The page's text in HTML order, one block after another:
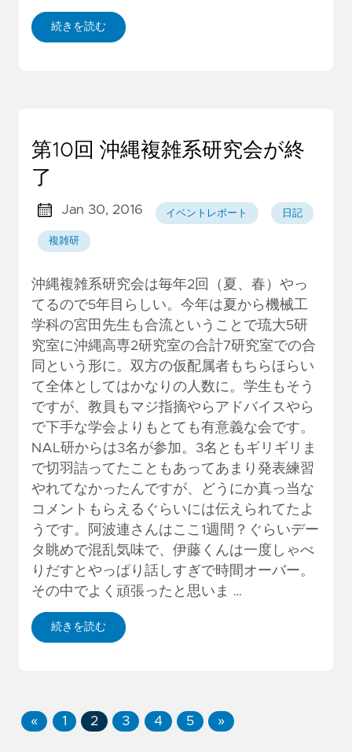
続きを読む
第10回 沖縄複雑系研究会が終
了
Jan 30, 2016 イベントレポート 日記
複雑研
沖縄複雑系研究会は毎年2回（夏、春）やっ
てるので5年目らしい。今年は夏から機械工
学科の宮田先生も合流ということで琉大5研
究室に沖縄高専2研究室の合計7研究室での合
同という形に。双方の仮配属者もちらほらい
て全体としてはかなりの人数に。学生もそう
ですが、教員もマジ指摘やらアドバイスやら
で下手な学会よりもとても有意義な会です。
NAL研からは3名が参加。3名ともギリギリま
で切羽詰ってたこともあってあまり発表練習
やれてなかったんですが、どうにか真っ当な
コメントもらえるぐらいには伝えられてたよ
うです。阿波連さんはここ1週間？ぐらいデー
タ眺めで混乱気味で、伊藤くんは一度しゃべ
りだすとやっぱり話しすぎで時間オーバー。
その中でよく頑張ったと思いま …
続きを読む
« 1 2 3 4 5 »